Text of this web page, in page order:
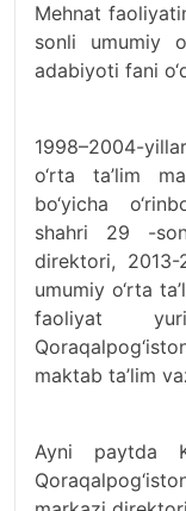
Mehnаt
sonli umumiy
аdаbiyoti fаni
1998–2004-
o‘rta ta’lim
bo‘yicha
shahri 29 -
direktori,
umumiy o‘rta
faoliyat
maktab ta’lim
Ayni paytda